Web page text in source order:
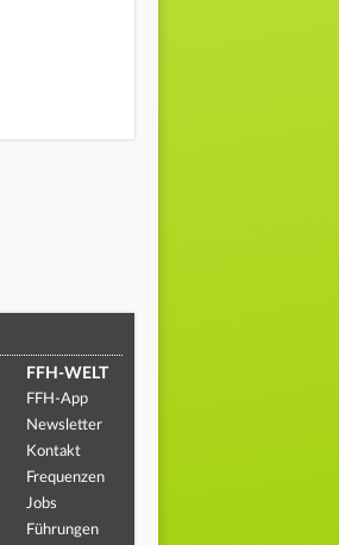
FFH-WELT
FFH-App
Newsletter
Kontakt
Frequenzen
Jobs
Führungen